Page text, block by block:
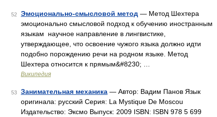
52 Эмоционально-смысловой метод — Метод Шехтера
эмоционально смысловой подход к обучению иностранным
языкам научное направление в лингвистике,
утверждающее, что освоение чужого языка должно идти
подобно порождению речи на родном языке. Метод
Шехтера относится к прямым&#8230; …
Википедия
53 Занимательная механика — Автор: Вадим Панов Язык
оригинала: русский Серия: La Mystique De Moscou
Издательство: Эксмо Выпуск: 2009 ISBN: ISBN 978 5 699